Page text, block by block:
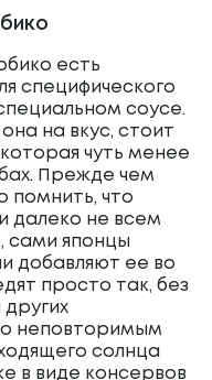
есть
специфического
соусе.
на вкус, стоит
чуть менее
Прежде чем
помнить, что
далеко не всем
сами японцы
добавляют ее во
просто так, без
других
неповторимым
солнца
в виде консервов